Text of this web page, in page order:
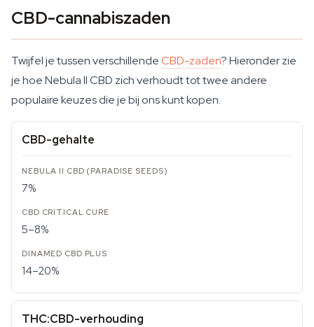
CBD-cannabiszaden
Twijfel je tussen verschillendeCBD-zaden? Hieronder zie
je hoe Nebula II CBD zich verhoudt tot twee andere
populaire keuzes die je bij ons kunt kopen.
CBD-gehalte
7%
5–8%
14–20%
THC:CBD-verhouding